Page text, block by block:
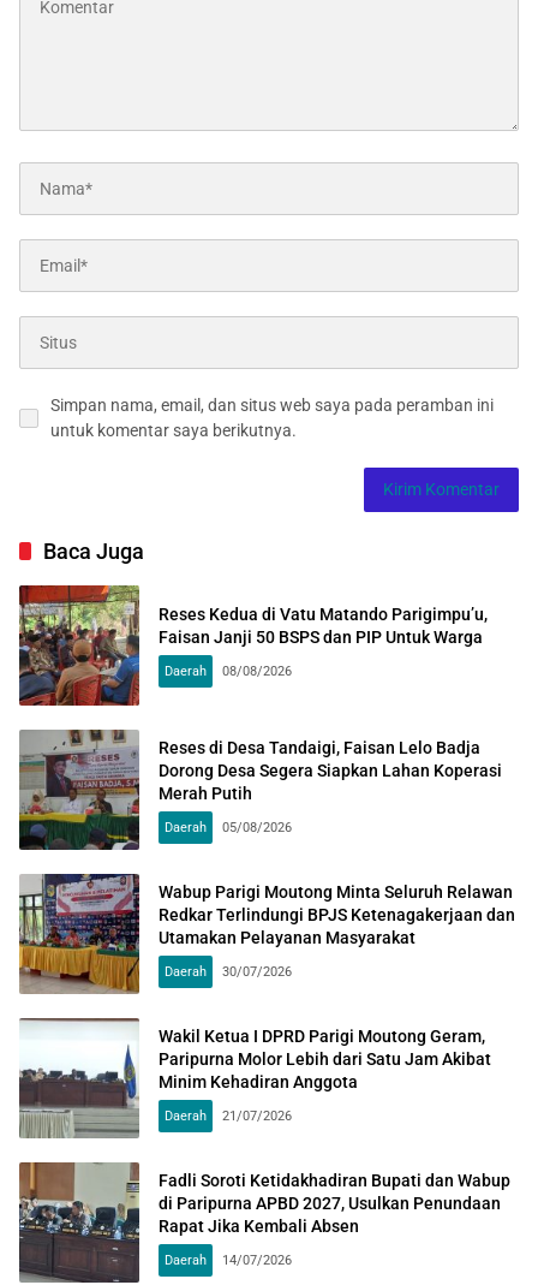
Simpan nama, email, dan situs web saya pada peramban ini
untuk komentar saya berikutnya.
Baca Juga
Reses Kedua di Vatu Matando Parigimpu’u,
Faisan Janji 50 BSPS dan PIP Untuk Warga
Daerah 08/08/2026
Reses di Desa Tandaigi, Faisan Lelo Badja
Dorong Desa Segera Siapkan Lahan Koperasi
Merah Putih
Daerah 05/08/2026
Wabup Parigi Moutong Minta Seluruh Relawan
Redkar Terlindungi BPJS Ketenagakerjaan dan
Utamakan Pelayanan Masyarakat
Daerah 30/07/2026
Wakil Ketua I DPRD Parigi Moutong Geram,
Paripurna Molor Lebih dari Satu Jam Akibat
Minim Kehadiran Anggota
Daerah 21/07/2026
Fadli Soroti Ketidakhadiran Bupati dan Wabup
di Paripurna APBD 2027, Usulkan Penundaan
Rapat Jika Kembali Absen
Daerah 14/07/2026